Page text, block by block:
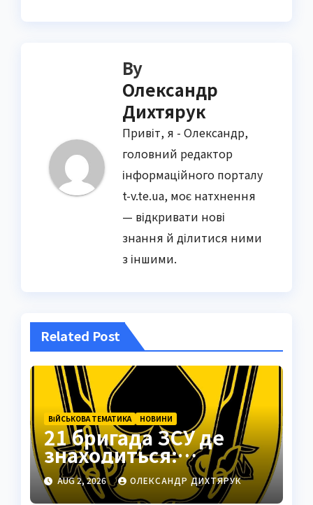
By
Олександр
Дихтярук
Привіт, я - Олександр,
головний редактор
інформаційного порталу
t-v.te.ua, моє натхнення
— відкривати нові
знання й ділитися ними
з іншими.
Related Post
ВІЙСЬКОВА ТЕМАТИКА НОВИНИ
21 бригада ЗСУ де
знаходиться:
Подільськ як
стратегічний центр
AUG 2, 2026 ОЛЕКСАНДР ДИХТЯРУК